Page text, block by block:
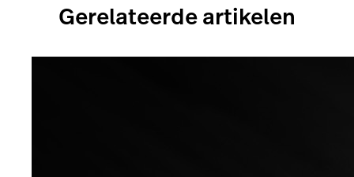
Gerelateerde artikelen